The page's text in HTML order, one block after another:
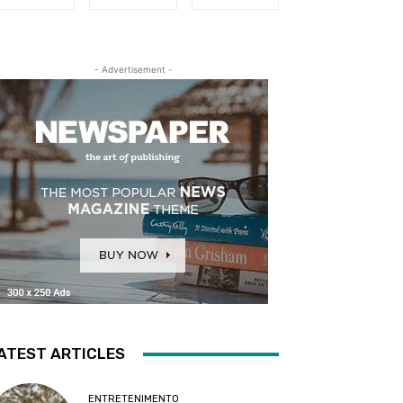
- Advertisement -
ARTICLES
ENTRETENIMENTO